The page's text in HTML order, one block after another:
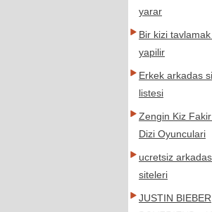
yarar
Bir kizi
yapilir
Erkek arkadas
listesi
Zengin Kiz
Dizi Oyunculari
ucretsiz
siteleri
JUSTIN BIEBER